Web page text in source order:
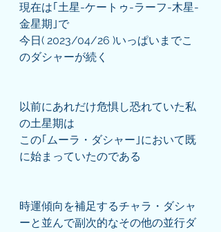
現在は｢土星-ケートゥ-ラーフ-木星-
金星期｣で
今日( 2023/04/26 )いっぱいまでこ
のダシャーが続く
以前にあれだけ危惧し恐れていた私
の土星期は
この｢ムーラ・ダシャー｣において既
に始まっていたのである
時運傾向を補足するチャラ・ダシャ
ーと並んで副次的なその他の並行ダ